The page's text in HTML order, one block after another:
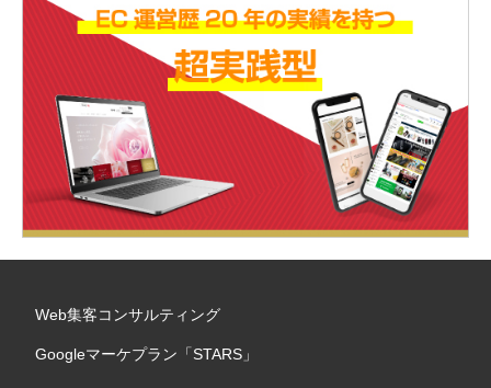
Web集客コンサルティング
Googleマーケプラン「STARS」